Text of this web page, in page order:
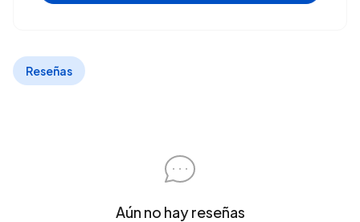
Reseñas
Aún no hay reseñas